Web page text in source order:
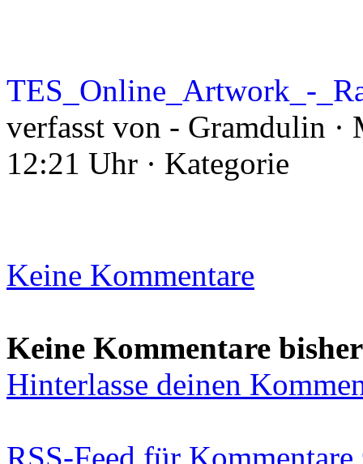
TES_Online_Artwork_-
verfasst von - Gramdulin
12:21 Uhr · Kategorie
Keine Kommentare
Keine Kommentare bisher
Hinterlasse deinen